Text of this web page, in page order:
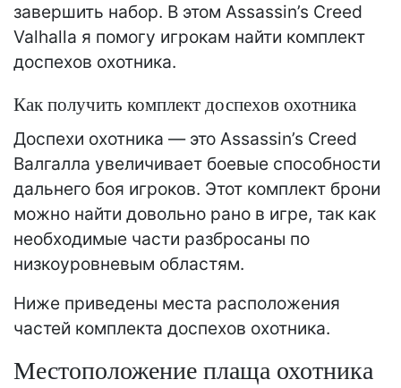
завершить набор. В этом Assassin’s Creed
Valhalla я помогу игрокам найти комплект
доспехов охотника.
Как получить комплект доспехов охотника
Доспехи охотника — это Assassin’s Creed
Валгалла увеличивает боевые способности
дальнего боя игроков. Этот комплект брони
можно найти довольно рано в игре, так как
необходимые части разбросаны по
низкоуровневым областям.
Ниже приведены места расположения
частей комплекта доспехов охотника.
Местоположение плаща охотника